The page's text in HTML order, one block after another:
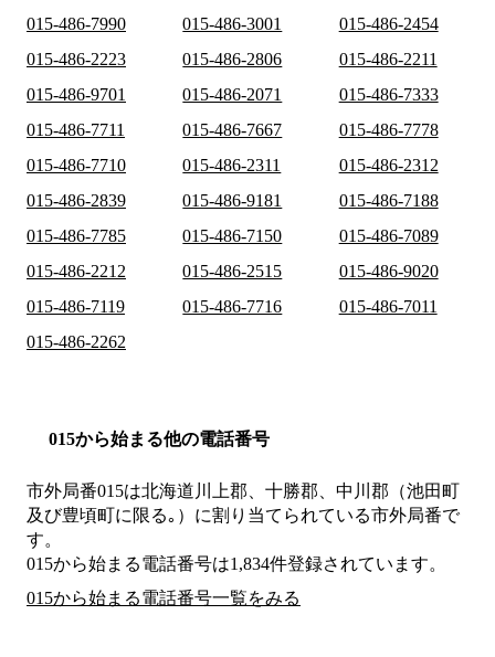
015-486-7990
015-486-3001
015-486-2454
015-486-2223
015-486-2806
015-486-2211
015-486-9701
015-486-2071
015-486-7333
015-486-7711
015-486-7667
015-486-7778
015-486-7710
015-486-2311
015-486-2312
015-486-2839
015-486-9181
015-486-7188
015-486-7785
015-486-7150
015-486-7089
015-486-2212
015-486-2515
015-486-9020
015-486-7119
015-486-7716
015-486-7011
015-486-2262
015から始まる他の電話番号
市外局番015は北海道川上郡、十勝郡、中川郡（池田町
及び豊頃町に限る｡） に割り当てられている市外局番で
す。
015から始まる電話番号は1,834件登録されています。
015から始まる電話番号一覧をみる